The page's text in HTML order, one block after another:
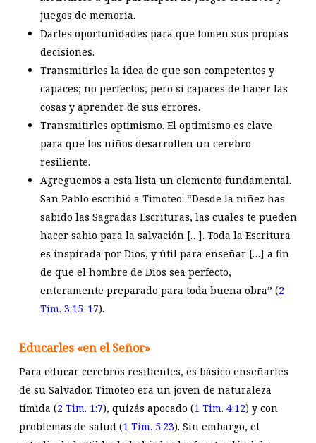
juegos de memoria.
Darles oportunidades para que tomen sus propias
decisiones.
Transmitirles la idea de que son competentes y
capaces; no perfectos, pero sí capaces de hacer las
cosas y aprender de sus errores.
Transmitirles optimismo. El optimismo es clave
para que los niños desarrollen un cerebro
resiliente.
Agreguemos a esta lista un elemento fundamental.
San Pablo escribió a Timoteo: “Desde la niñez has
sabido las Sagradas Escrituras, las cuales te pueden
hacer sabio para la salvación […]. Toda la Escritura
es inspirada por Dios, y útil para enseñar […] a fin
de que el hombre de Dios sea perfecto,
enteramente preparado para toda buena obra” (2
Tim. 3:15-17).
Educarles «en el Señor»
Para educar cerebros resilientes, es básico enseñarles
de su Salvador. Timoteo era un joven de naturaleza
tímida (2 Tim. 1:7), quizás apocado (1 Tim. 4:12) y con
problemas de salud (1 Tim. 5:23). Sin embargo, el